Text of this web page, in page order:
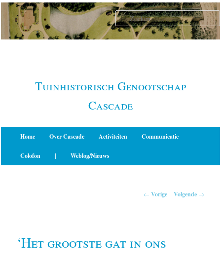
Spring
naar
primaire
Tuinhistorisch Genootschap
Cascade
Home Over Cascade Activiteiten Communicatie
Colofon | Weblog/Nieuws
← Vorige Volgende →
‘Het grootste gat in ons